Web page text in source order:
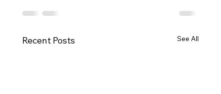
Recent Posts See All